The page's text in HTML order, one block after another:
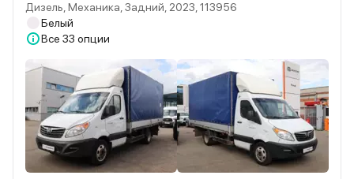
Дизель, Механика, Задний, 2023, 113956
Белый
Все 33 опции